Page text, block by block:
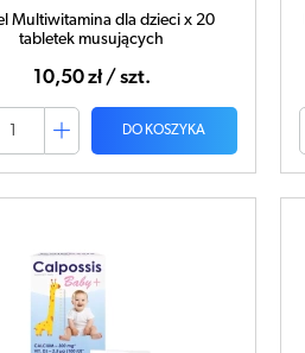
Multiwitamina dla dzieci x 20
tabletek musujących
10,50 zł / szt.
DO KOSZYKA